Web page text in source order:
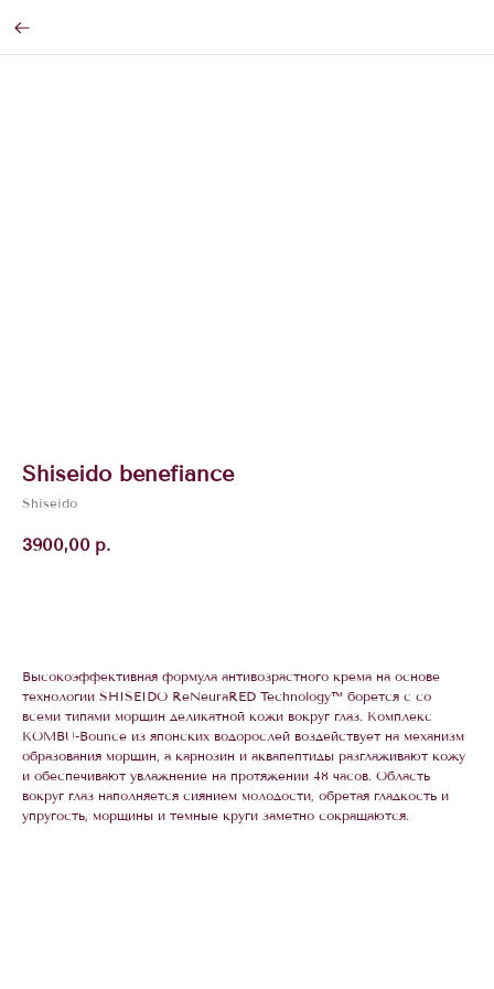
Shiseido benefiance
Shiseido
3900,00 р.
Высокоэффективная формула антивозрастного крема на основе
технологии SHISEIDO ReNeuraRED Technology™ борется с со
всеми типами морщин деликатной кожи вокруг глаз. Комплекс
KOMBU-Bounce из японских водорослей воздействует на механизм
образования морщин, а карнозин и аквапептиды разглаживают кожу
и обеспечивают увлажнение на протяжении 48 часов. Область
вокруг глаз наполняется сиянием молодости, обретая гладкость и
упругость, морщины и темные круги заметно сокращаются.